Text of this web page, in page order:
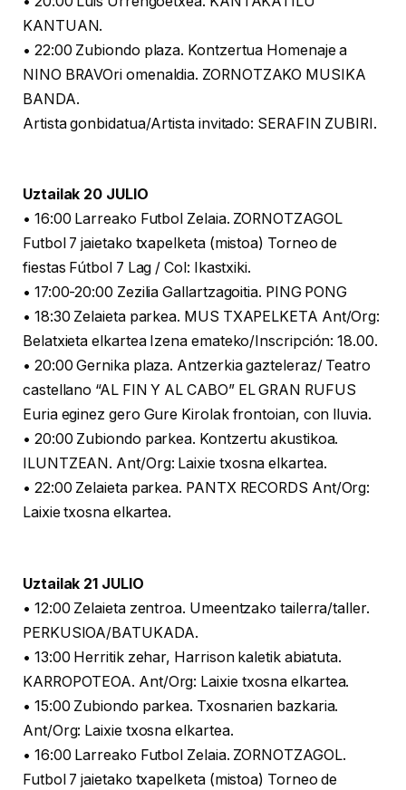
KANTUAN.
• 22:00 Zubiondo plaza. Kontzertua Homenaje a
NINO BRAVOri omenaldia. ZORNOTZAKO MUSIKA
BANDA.
Artista gonbidatua/Artista invitado: SERAFIN ZUBIRI.
Uztailak 20 JULIO
• 16:00 Larreako Futbol Zelaia. ZORNOTZAGOL
Futbol 7 jaietako txapelketa (mistoa) Torneo de
fiestas Fútbol 7 Lag / Col: Ikastxiki.
• 17:00-20:00 Zezilia Gallartzagoitia. PING PONG
• 18:30 Zelaieta parkea. MUS TXAPELKETA Ant/Org:
Belatxieta elkartea Izena emateko/Inscripción: 18.00.
• 20:00 Gernika plaza. Antzerkia gazteleraz/ Teatro
castellano “AL FIN Y AL CABO” EL GRAN RUFUS
Euria eginez gero Gure Kirolak frontoian, con lluvia.
• 20:00 Zubiondo parkea. Kontzertu akustikoa.
ILUNTZEAN. Ant/Org: Laixie txosna elkartea.
• 22:00 Zelaieta parkea. PANTX RECORDS Ant/Org:
Laixie txosna elkartea.
Uztailak 21 JULIO
• 12:00 Zelaieta zentroa. Umeentzako tailerra/taller.
PERKUSIOA/BATUKADA.
• 13:00 Herritik zehar, Harrison kaletik abiatuta.
KARROPOTEOA. Ant/Org: Laixie txosna elkartea.
• 15:00 Zubiondo parkea. Txosnarien bazkaria.
Ant/Org: Laixie txosna elkartea.
• 16:00 Larreako Futbol Zelaia. ZORNOTZAGOL.
Futbol 7 jaietako txapelketa (mistoa) Torneo de